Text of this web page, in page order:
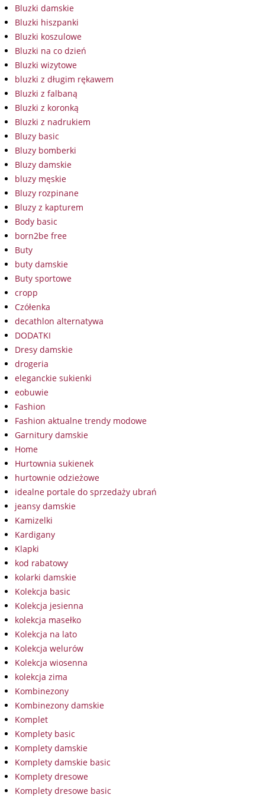
Bluzki damskie
Bluzki hiszpanki
Bluzki koszulowe
Bluzki na co dzień
Bluzki wizytowe
bluzki z długim rękawem
Bluzki z falbaną
Bluzki z koronką
Bluzki z nadrukiem
Bluzy basic
Bluzy bomberki
Bluzy damskie
bluzy męskie
Bluzy rozpinane
Bluzy z kapturem
Body basic
born2be free
Buty
buty damskie
Buty sportowe
cropp
Czółenka
decathlon alternatywa
DODATKI
Dresy damskie
drogeria
eleganckie sukienki
eobuwie
Fashion
Fashion aktualne trendy modowe
Garnitury damskie
Home
Hurtownia sukienek
hurtownie odzieżowe
idealne portale do sprzedaży ubrań
jeansy damskie
Kamizelki
Kardigany
Klapki
kod rabatowy
kolarki damskie
Kolekcja basic
Kolekcja jesienna
kolekcja masełko
Kolekcja na lato
Kolekcja welurów
Kolekcja wiosenna
kolekcja zima
Kombinezony
Kombinezony damskie
Komplet
Komplety basic
Komplety damskie
Komplety damskie basic
Komplety dresowe
Komplety dresowe basic